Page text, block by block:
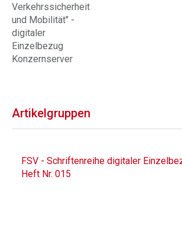
Verkehrssicherheit
und Mobilität" -
digitaler
Einzelbezug
Konzernserver
Artikelgruppen
FSV - Schriftenreihe digitaler
Heft Nr. 015